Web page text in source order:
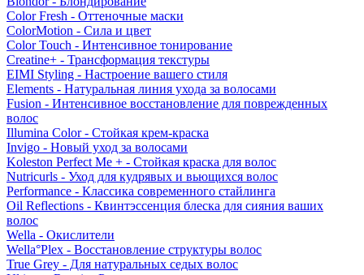
Color Fresh - Оттеночные маски
ColorMotion - Сила и цвет
Color Touch - Интенсивное тонирование
Creatine+ - Трансформация текстуры
EIMI Styling - Настроение вашего стиля
Elements - Натуральная линия ухода за волосами
Fusion - Интенсивное восстановление для поврежденных
волос
Illumina Color - Стойкая крем-краска
Invigo - Новый уход за волосами
Koleston Perfect Me + - Стойкая краска для волос
Nutricurls - Уход для кудрявых и вьющихся волос
Performance - Классика современного стайлинга
Oil Reflections - Квинтэссенция блеска для сияния ваших
волос
Wella - Окислители
Wella°Plex - Восстановление структуры волос
True Grey - Для натуральных седых волос